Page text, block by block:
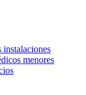
instalaciones
menores